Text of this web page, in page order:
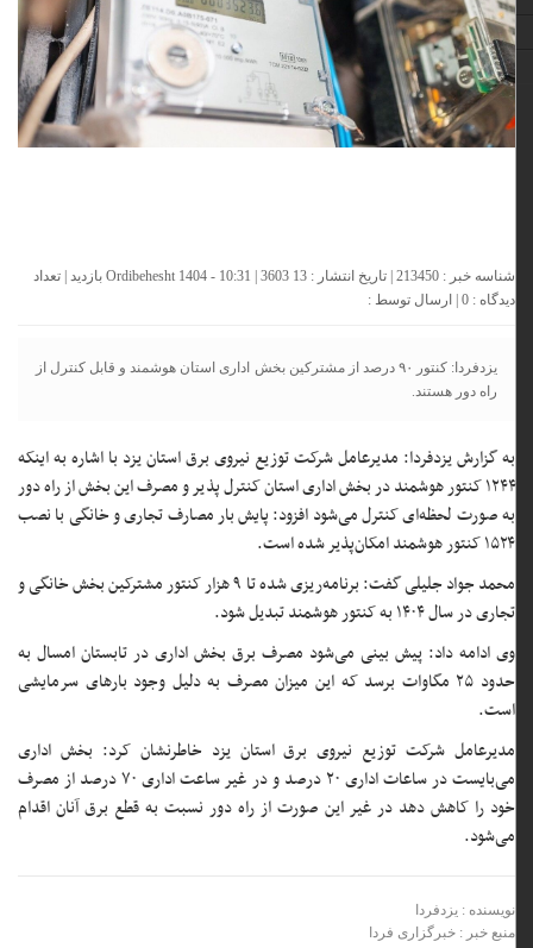
شناسه خبر : 213450 | تاریخ انتشار : 13 Ordibehesht 1404 - 10:31 | 3603 بازدید | تعداد
دیدگاه :0 | ارسال توسط :
یزدفردا: کنتور ۹۰ درصد از مشترکین بخش اداری استان هوشمند و قابل کنترل از
راه دور هستند.
به گزارش یزدفردا: مدیرعامل شرکت توزیع نیروی برق استان یزد با اشاره به اینکه
۱۲۴۴ کنتور هوشمند در بخش اداری استان کنترل پذیر و مصرف این بخش از راه دور
به صورت لحظه‌ای کنترل می‌شود افزود: پایش بار مصارف تجاری و خانگی با نصب
۱۵۲۴ کنتور هوشمند امکان‌پذیر شده است.
محمد جواد جلیلی گفت: برنامه‌ریزی شده تا ۹ هزار کنتور مشترکین بخش خانگی و
تجاری در سال ۱۴۰۴ به کنتور هوشمند تبدیل شود.
وی ادامه داد: پیش بینی می‌شود مصرف برق بخش اداری در تابستان امسال به
حدود ۲۵ مگاوات برسد که این میزان مصرف به دلیل وجود بار‌های سرمایشی
است.
مدیرعامل شرکت توزیع نیروی برق استان یزد خاطرنشان کرد: بخش اداری
می‌بایست در ساعات اداری ۲۰ درصد و در غیر ساعت اداری ۷۰ درصد از مصرف
خود را کاهش دهد در غیر این صورت از راه دور نسبت به قطع برق آنان اقدام
می‌شود.
نویسنده : یزدفردا
منبع خبر : خبرگزاری فردا